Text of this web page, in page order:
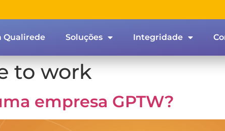
Qualirede Soluções Integridade
to work
empresa GPTW?